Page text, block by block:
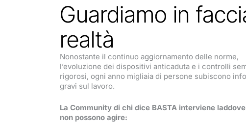
Guardiamo in
realtà
Nonostante il continuo aggiornamento delle norme,
l’evoluzione dei dispositivi anticaduta e i controlli
rigorosi, ogni anno migliaia di persone subiscono
gravi sul lavoro.
La Community di chi dice BASTA interviene
non possono agire: